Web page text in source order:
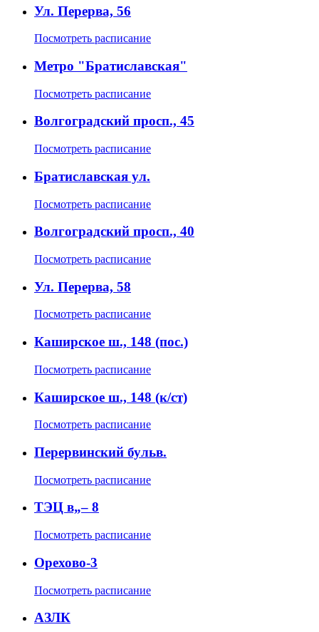
Ул. Перерва, 56
Посмотреть расписание
Метро "Братиславская"
Посмотреть расписание
Волгоградский просп., 45
Посмотреть расписание
Братиславская ул.
Посмотреть расписание
Волгоградский просп., 40
Посмотреть расписание
Ул. Перерва, 58
Посмотреть расписание
Каширское ш., 148 (пос.)
Посмотреть расписание
Каширское ш., 148 (к/ст)
Посмотреть расписание
Перервинский бульв.
Посмотреть расписание
ТЭЦ в„– 8
Посмотреть расписание
Орехово-3
Посмотреть расписание
АЗЛК